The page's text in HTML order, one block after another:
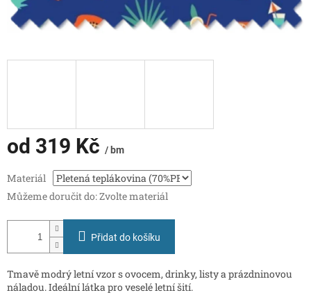
od 319 Kč / bm
cena:
Materiál
Můžeme doručit do:Zvolte materiál
Přidat do košíku
Tmavě modrý letní vzor s ovocem, drinky, listy a prázdninovou
náladou. Ideální látka pro veselé letní šití.